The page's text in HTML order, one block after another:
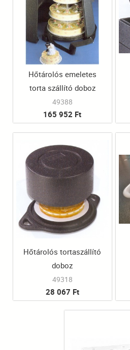
Hőtárolós emeletes
torta szállító doboz
49388
165 952 Ft
Hőtárolós tortaszállító
doboz
49318
28 067 Ft